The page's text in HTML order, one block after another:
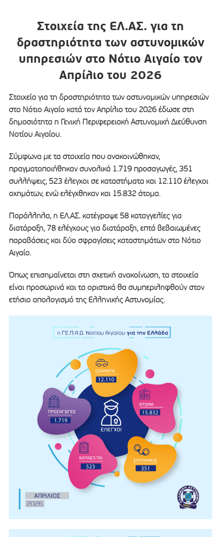
Στοιχεία της ΕΛ.ΑΣ. για τη
δραστηριότητα των αστυνομικών
υπηρεσιών στο Νότιο Αιγαίο τον
Απρίλιο του 2026
Στοιχεία για τη δραστηριότητα των αστυνομικών υπηρεσιών
στο Νότιο Αιγαίο κατά τον Απρίλιο του 2026 έδωσε στη
δημοσιότητα η Γενική Περιφερειακή Αστυνομική Διεύθυνση
Νοτίου Αιγαίου.
Σύμφωνα με τα στοιχεία που ανακοινώθηκαν,
πραγματοποιήθηκαν συνολικά 1.719 προσαγωγές, 351
συλλήψεις, 523 έλεγχοι σε καταστήματα και 12.110 έλεγχοι
οχημάτων, ενώ ελέγχθηκαν και 15.832 άτομα.
Παράλληλα, η ΕΛ.ΑΣ. κατέγραψε 58 καταγγελίες για
διατάραξη, 78 ελέγχους για διατάραξη, επτά βεβαιωμένες
παραβάσεις και δύο σφραγίσεις καταστημάτων στο Νότιο
Αιγαίο.
Όπως επισημαίνεται στη σχετική ανακοίνωση, τα στοιχεία
είναι προσωρινά και τα οριστικά θα συμπεριληφθούν στον
ετήσιο απολογισμό της Ελληνικής Αστυνομίας.